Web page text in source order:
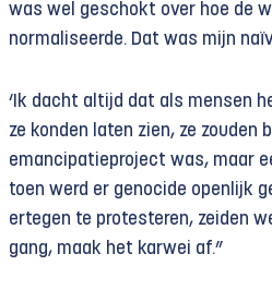
was wel geschokt over hoe de
normaliseerde. Dat was mijn
‘Ik dacht altijd dat als mensen
ze konden laten zien, ze zouden
emancipatieproject was, maar
toen werd er genocide openlijk
ertegen te protesteren, zeiden
gang, maak het karwei af.”